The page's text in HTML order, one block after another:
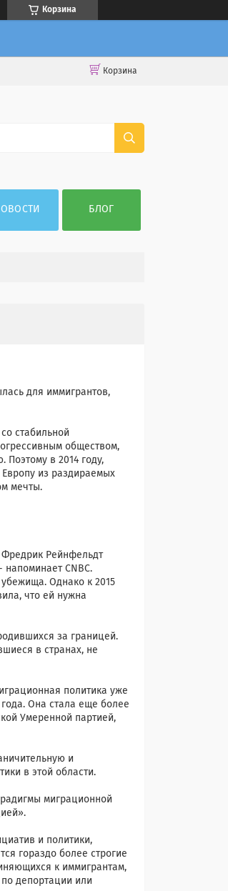
Корзина
Корзина
БЛОГ
для иммигрантов,
стабильной
обществом,
Поэтому в 2014 году,
из раздираемых
мечты.
Рейнфельдт
напоминает CNBC.
Однако к 2015
что ей нужна
за границей.
в странах, не
политика уже
Она стала еще более
Умеренной партией,
и
в этой области.
миграционной
и политики,
гораздо более строгие
к иммигрантам,
депортации или